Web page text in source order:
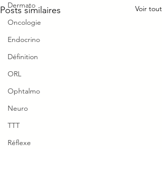
Dermato
Oncologie
Endocrino
Définition
ORL
Ophtalmo
Neuro
TTT
Réflexe
Posts similaires Voir tout